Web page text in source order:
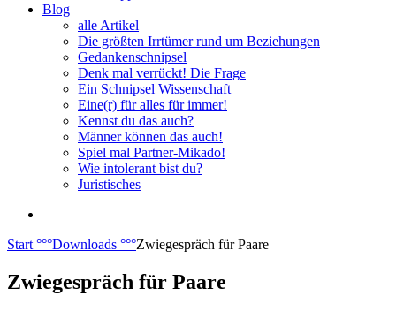
Blog
alle Artikel
Die größten Irrtümer rund um Beziehungen
Gedankenschnipsel
Denk mal verrückt! Die Frage
Ein Schnipsel Wissenschaft
Eine(r) für alles für immer!
Kennst du das auch?
Männer können das auch!
Spiel mal Partner-Mikado!
Wie intolerant bist du?
Juristisches
Start °°°Downloads °°°Zwiegespräch für Paare
Zwiegespräch für Paare